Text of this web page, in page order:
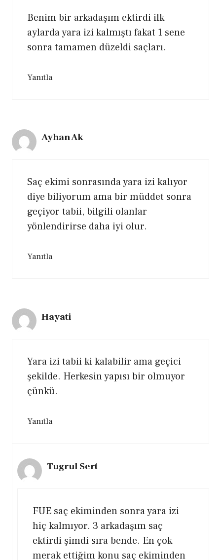
Benim bir arkadaşım ektirdi ilk
aylarda yara izi kalmıştı fakat 1 sene
sonra tamamen düzeldi saçları.
Yanıtla
Ayhan Ak
Saç ekimi sonrasında yara izi kalıyor
diye biliyorum ama bir müddet sonra
geçiyor tabii, bilgili olanlar
yönlendirirse daha iyi olur.
Yanıtla
Hayati
Yara izi tabii ki kalabilir ama geçici
şekilde. Herkesin yapısı bir olmuyor
çünkü.
Yanıtla
Tugrul Sert
FUE saç ekiminden sonra yara izi
hiç kalmıyor. 3 arkadaşım saç
ektirdi şimdi sıra bende. En çok
merak ettiğim konu saç ekiminden